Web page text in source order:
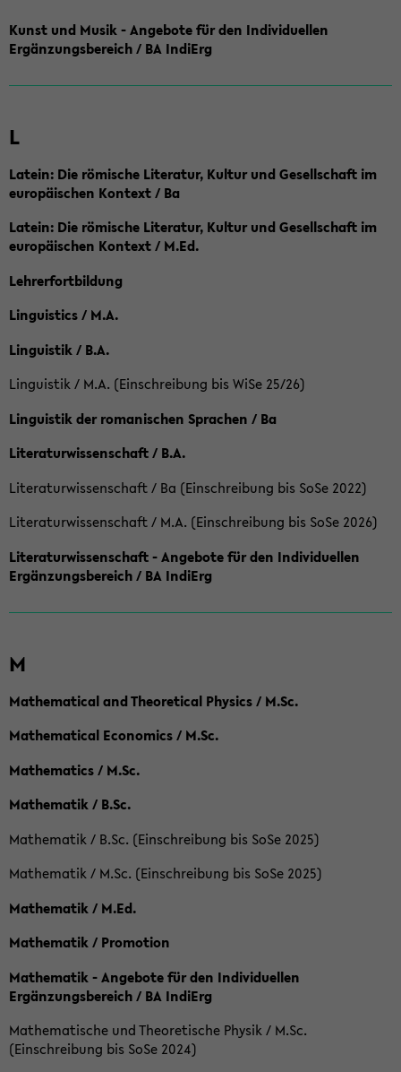
Kunst und Musik - Angebote für den Individuellen
Ergänzungsbereich / BA IndiErg
L
Latein: Die römische Literatur, Kultur und Gesellschaft im
europäischen Kontext / Ba
Latein: Die römische Literatur, Kultur und Gesellschaft im
europäischen Kontext / M.Ed.
Lehrerfortbildung
Linguistics / M.A.
Linguistik / B.A.
Linguistik / M.A. (Einschreibung bis WiSe 25/26)
Linguistik der romanischen Sprachen / Ba
Literaturwissenschaft / B.A.
Literaturwissenschaft / Ba (Einschreibung bis SoSe 2022)
Literaturwissenschaft / M.A. (Einschreibung bis SoSe 2026)
Literaturwissenschaft - Angebote für den Individuellen
Ergänzungsbereich / BA IndiErg
M
Mathematical and Theoretical Physics / M.Sc.
Mathematical Economics / M.Sc.
Mathematics / M.Sc.
Mathematik / B.Sc.
Mathematik / B.Sc. (Einschreibung bis SoSe 2025)
Mathematik / M.Sc. (Einschreibung bis SoSe 2025)
Mathematik / M.Ed.
Mathematik / Promotion
Mathematik - Angebote für den Individuellen
Ergänzungsbereich / BA IndiErg
Mathematische und Theoretische Physik / M.Sc.
(Einschreibung bis SoSe 2024)